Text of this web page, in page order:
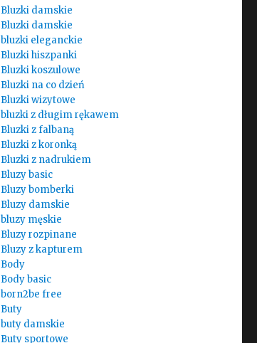
Bluzki damskie
Bluzki damskie
bluzki eleganckie
Bluzki hiszpanki
Bluzki koszulowe
Bluzki na co dzień
Bluzki wizytowe
bluzki z długim rękawem
Bluzki z falbaną
Bluzki z koronką
Bluzki z nadrukiem
Bluzy basic
Bluzy bomberki
Bluzy damskie
bluzy męskie
Bluzy rozpinane
Bluzy z kapturem
Body
Body basic
born2be free
Buty
buty damskie
Buty sportowe